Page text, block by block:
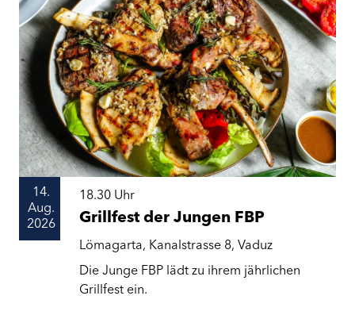
14.
Aug.
2026
18.30 Uhr
Grillfest der Jungen FBP
Lömagarta, Kanalstrasse 8, Vaduz
Die Junge FBP lädt zu ihrem jährlichen
Grillfest ein.